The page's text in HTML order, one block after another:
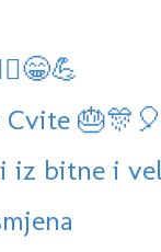
Cvite
iz bitne i